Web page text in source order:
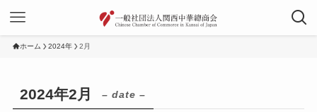
ホーム 2024年 2月
2024年2月 – date –